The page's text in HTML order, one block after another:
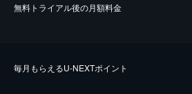
無料トライアル後の⽉額料金
毎⽉もらえるU-NEXTポイント